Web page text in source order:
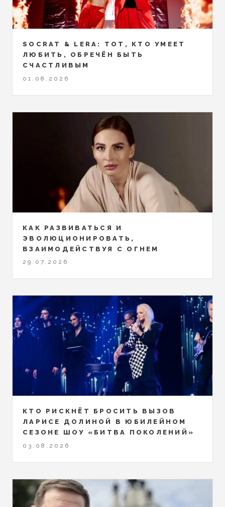
SOCRAT & LERA: ТОТ, КТО УМЕЕТ
ЛЮБИТЬ, ОБРЕЧЁН БЫТЬ
СЧАСТЛИВЫМ
01.08.2026
КАК РАЗВИВАТЬСЯ И
ЭВОЛЮЦИОНИРОВАТЬ,
ВЗАИМОДЕЙСТВУЯ С ОГНЕМ
29.07.2026
КТО РИСКНЁТ БРОСИТЬ ВЫЗОВ
ЛАРИСЕ ДОЛИНОЙ В ЮБИЛЕЙНОМ
СЕЗОНЕ ШОУ «БИТВА ПОКОЛЕНИЙ»
03.08.2026